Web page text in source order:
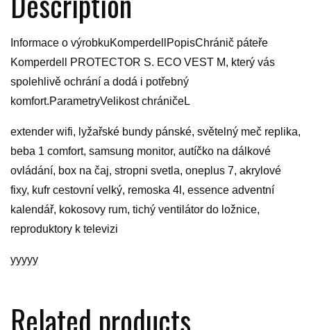
Informace o výrobkuKomperdellPopisChránič páteře
Komperdell PROTECTOR S. ECO VEST M, který vás
spolehlivě ochrání a dodá i potřebný
komfort.ParametryVelikost chráničeL
extender wifi, lyžařské bundy pánské, světelný meč replika,
beba 1 comfort, samsung monitor, autíčko na dálkové
ovládání, box na čaj, stropni svetla, oneplus 7, akrylové
fixy, kufr cestovní velký, remoska 4l, essence adventní
kalendář, kokosovy rum, tichý ventilátor do ložnice,
reproduktory k televizi
yyyyy
Related products